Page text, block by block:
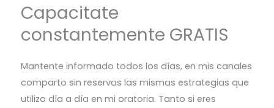
Capacitate
constantemente GRATIS
Mantente informado todos los días, en mis canales
comparto sin reservas las mismas estrategias que
utilizo día a día en mi oratoria. Tanto si eres